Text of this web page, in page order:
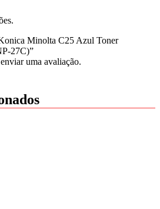
Minolta C25 Azul Toner
27C)”
uma avaliação.